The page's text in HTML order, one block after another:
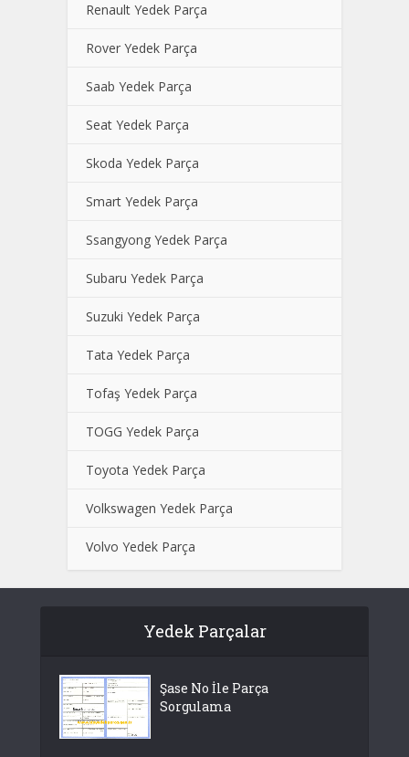
Renault Yedek Parça
Rover Yedek Parça
Saab Yedek Parça
Seat Yedek Parça
Skoda Yedek Parça
Smart Yedek Parça
Ssangyong Yedek Parça
Subaru Yedek Parça
Suzuki Yedek Parça
Tata Yedek Parça
Tofaş Yedek Parça
TOGG Yedek Parça
Toyota Yedek Parça
Volkswagen Yedek Parça
Volvo Yedek Parça
Yedek Parçalar
Şase No İle Parça
Sorgulama